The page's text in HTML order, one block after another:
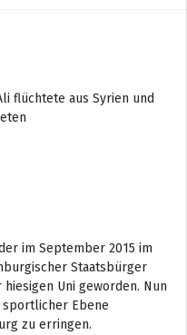
flüchtete aus Syrien und
im September 2015 im
Staatsbürger
Uni geworden. Nun
sportlicher Ebene
zu erringen.